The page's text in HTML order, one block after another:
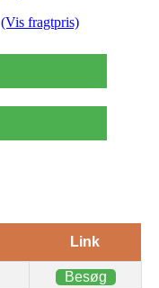
(Vis fragtpris)
Link
Besøg